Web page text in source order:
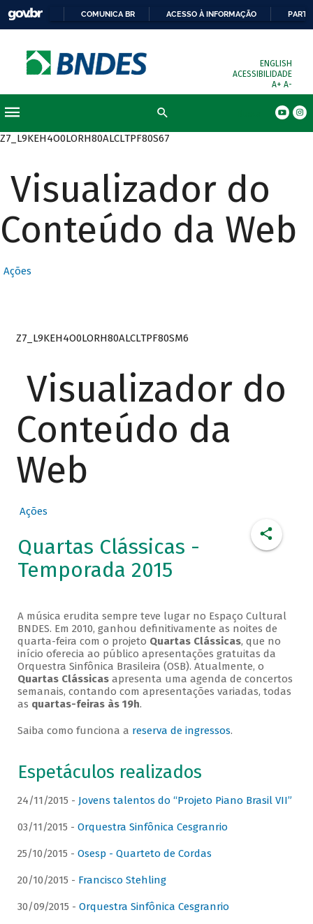
COMUNICA BR ACESSO À INFORMAÇÃO
ENGLISH
ACESSIBILIDADE
A+ A-
Z7_L9KEH4O0LORH80ALCLTPF80S67
Visualizador do
Conteúdo da Web
Ações
Z7_L9KEH4O0LORH80ALCLTPF80SM6
Visualizador do
Conteúdo da
Web
Ações
Quartas Clássicas -
Temporada 2015
A música erudita sempre teve lugar no Espaço Cultural
BNDES. Em 2010, ganhou definitivamente as noites de
quarta-feira com o projeto Quartas Clássicas, que no
início oferecia ao público apresentações gratuitas da
Orquestra Sinfônica Brasileira (OSB). Atualmente, o
Quartas Clássicasapresenta uma agenda de concertos
semanais, contando com apresentações variadas, todas
as quartas-feiras às 19h.
Saiba como funciona a reserva de ingressos.
Espetáculos realizados
24/11/2015 - Jovens talentos do “Projeto Piano Brasil VII”
03/11/2015 - Orquestra Sinfônica Cesgranrio
25/10/2015 - Osesp - Quarteto de Cordas
20/10/2015 - Francisco Stehling
30/09/2015 - Orquestra Sinfônica Cesgranrio